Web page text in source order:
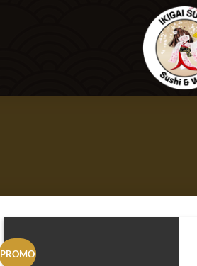
PROMO